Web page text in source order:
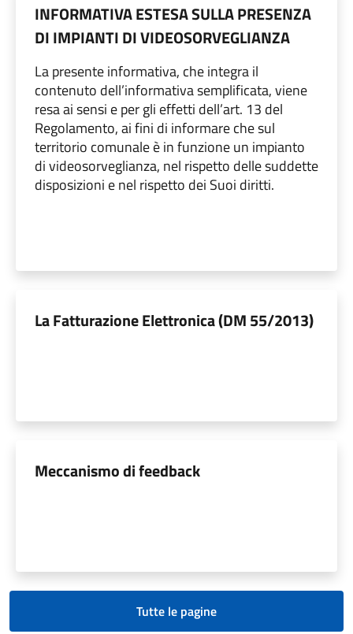
INFORMATIVA ESTESA SULLA PRESENZA
DI IMPIANTI DI VIDEOSORVEGLIANZA
La presente informativa, che integra il
contenuto dell’informativa semplificata, viene
resa ai sensi e per gli effetti dell’art. 13 del
Regolamento, ai fini di informare che sul
territorio comunale è in funzione un impianto
di videosorveglianza, nel rispetto delle suddette
disposizioni e nel rispetto dei Suoi diritti.
La Fatturazione Elettronica (DM 55/2013)
Meccanismo di feedback
Tutte le pagine